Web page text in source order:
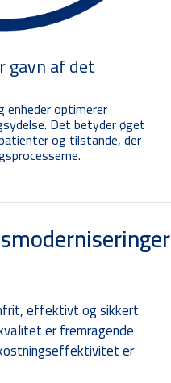
gavn af det
enheder optimerer
Det betyder øget
og tilstande, der
effektivt og sikkert
er fremragende
er